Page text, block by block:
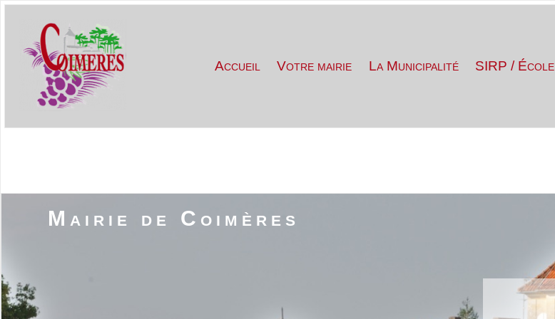
Accueil Votre mairie La Municipalité SIRP / École
Mairie de Coimères